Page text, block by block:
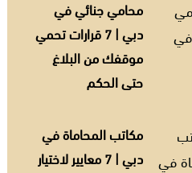
محامي جنائي في
دبي | 7 قرارات تحمي
موقفك من البلاغ
حتى الحكم
مكاتب المحاماة في
دبي | 7 معايير لاختيار